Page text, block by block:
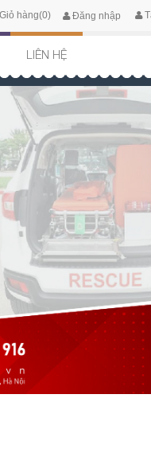
Đăng nhập
Giỏ hàng(0)
LIÊN HỆ